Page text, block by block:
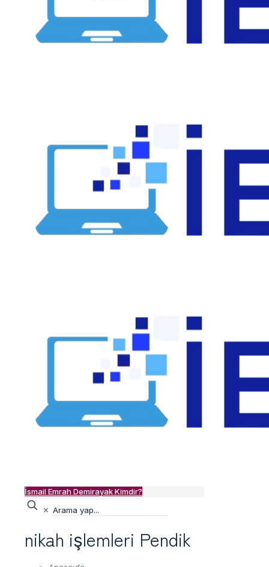
İsmail Emrah Demirayak Kimdir?
✕
nikah işlemleri Pendik